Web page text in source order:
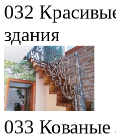
032
здания
033 Кованые